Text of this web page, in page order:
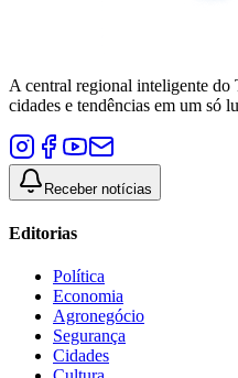
A central regional inteligente
cidades e tendências em um só
Receber notícias
Editorias
Política
Economia
Agronegócio
Segurança
Cidades